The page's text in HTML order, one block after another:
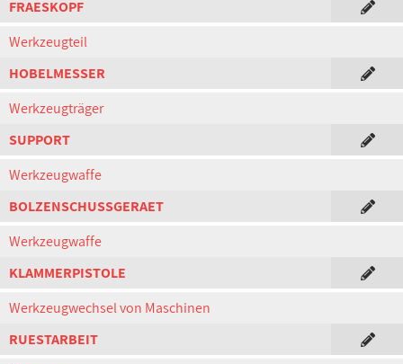
FRAESKOPF
Werkzeugteil
HOBELMESSER
Werkzeugträger
SUPPORT
Werkzeugwaffe
BOLZENSCHUSSGERAET
Werkzeugwaffe
KLAMMERPISTOLE
Werkzeugwechsel von Maschinen
RUESTARBEIT